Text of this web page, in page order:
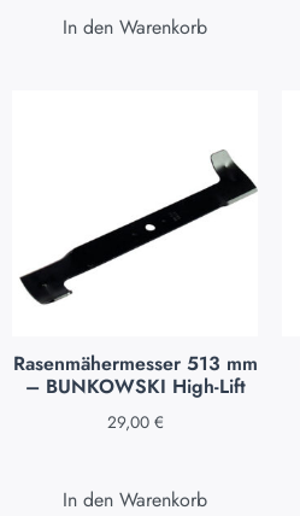
In den Warenkorb
Rasenmähermesser 513 mm
– BUNKOWSKI High-Lift
29,00 €
In den Warenkorb